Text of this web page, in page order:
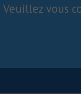
Veuillez vous